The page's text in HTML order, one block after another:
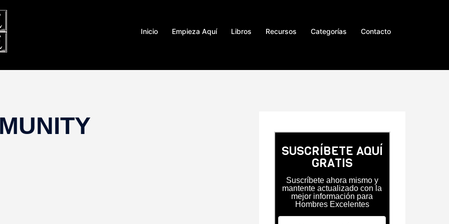
Inicio Empieza Aquí Libros Recursos Categorías Contacto
SUSCRÍBETE AQUÍ
GRATIS
Suscríbete ahora mismo y
mantente actualizado con la
mejor información para
Hombres Excelentes